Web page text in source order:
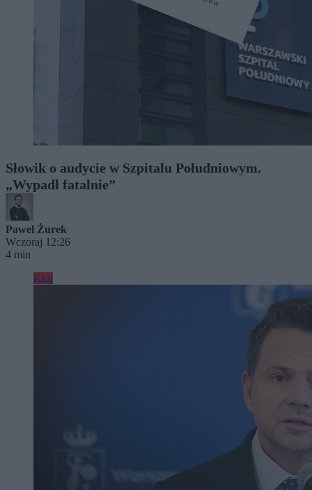
Słowik o audycie w Szpitalu Południowym.
„Wypadł fatalnie”
Paweł Żurek
Wczoraj 12:26
4 min
Kraj